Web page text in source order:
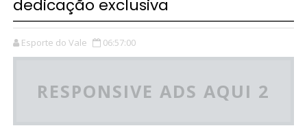
dedicação exclusiva
Esporte do Vale 06:57:00
RESPONSIVE ADS AQUI 2